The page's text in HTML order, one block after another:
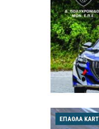
ΈΠΑΘΛΑ KART